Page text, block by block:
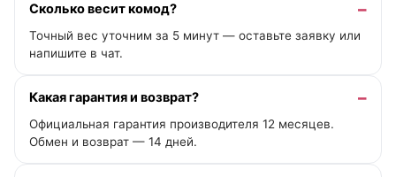
Сколько весит комод?
Точный вес уточним за 5 минут — оставьте заявку или
напишите в чат.
Какая гарантия и возврат?
Официальная гарантия производителя 12 месяцев.
Обмен и возврат — 14 дней.